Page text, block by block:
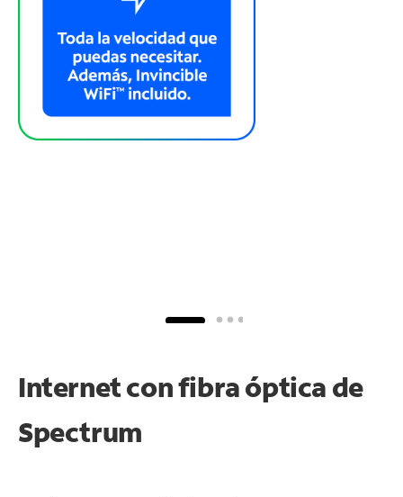
Internet con fibra óptica de
Spectrum